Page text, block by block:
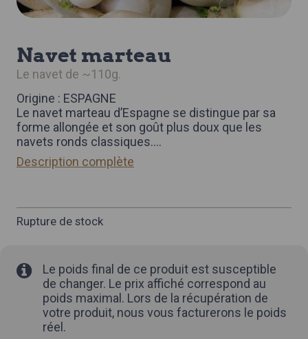
navet marteau
le navet de ~110g.
Origine : ESPAGNE
Le navet marteau d’Espagne se distingue par sa
forme allongée et son goût plus doux que les
navets ronds classiques....
Description complète
Rupture de stock
Le poids final de ce produit est susceptible
de changer. Le prix affiché correspond au
poids maximal. Lors de la récupération de
votre produit, nous vous facturerons le poids
réel.